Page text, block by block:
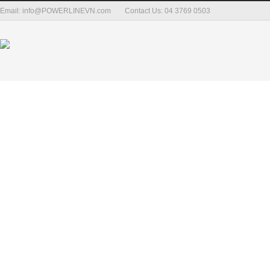
Email: info@POWERLINEVN.com Contact Us: 04 3769 0503